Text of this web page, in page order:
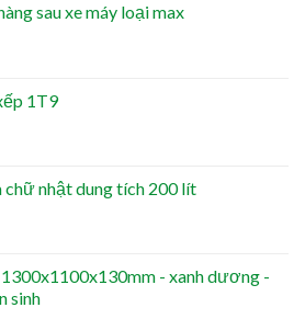
sau xe máy loại max
1T9
chữ nhật dung tích 200 lít
- xanh dương -
sinh